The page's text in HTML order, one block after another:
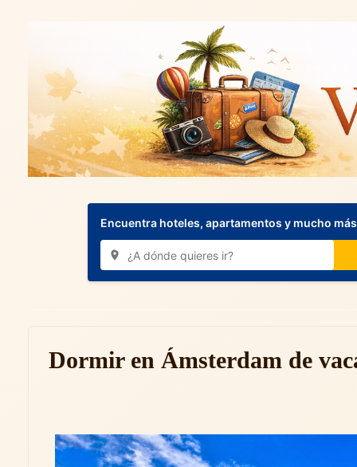
Encuentra hoteles, apartamentos y mucho
Dormir en Ámsterdam de